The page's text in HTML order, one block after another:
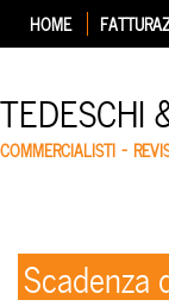
HOME
TEDESCHI
COMMERCIALISTI –